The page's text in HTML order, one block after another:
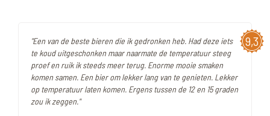
9,3
"Een van de beste bieren die ik gedronken heb. Had deze iets
te koud uitgeschonken maar naarmate de temperatuur steeg
proef en ruik ik steeds meer terug. Enorme mooie smaken
komen samen. Een bier om lekker lang van te genieten. Lekker
op temperatuur laten komen. Ergens tussen de 12 en 15 graden
zou ik zeggen."